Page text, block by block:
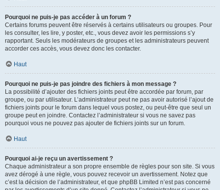
Pourquoi ne puis-je pas accéder à un forum ?
Certains forums peuvent être réservés à certains utilisateurs ou groupes. Pour
les consulter, les lire, y poster, etc., vous devez avoir les permissions s’y
rapportant. Seuls les modérateurs de groupes et les administrateurs peuvent
accorder ces accès, vous devez donc les contacter.
Haut
Pourquoi ne puis-je pas joindre des fichiers à mon message ?
La possibilité d’ajouter des fichiers joints peut être accordée par forum, par
groupe, ou par utilisateur. L’administrateur peut ne pas avoir autorisé l’ajout de
fichiers joints pour le forum dans lequel vous postez, ou peut-être que seul un
groupe peut en joindre. Contactez l’administrateur si vous ne savez pas
pourquoi vous ne pouvez pas ajouter de fichiers joints sur un forum.
Haut
Pourquoi ai-je reçu un avertissement ?
Chaque administrateur a son propre ensemble de règles pour son site. Si vous
avez dérogé à une règle, vous pouvez recevoir un avertissement. Notez que
c’est la décision de l’administrateur, et que phpBB Limited n’est pas concerné